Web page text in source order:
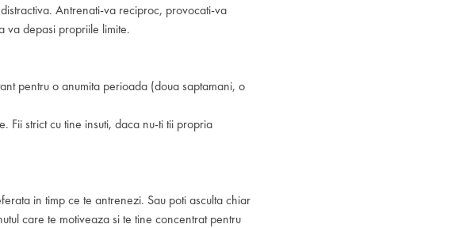
Antrenati-va reciproc, provocati-va
va depasi propriile limite.
pentru o anumita perioada (doua saptamani, o
Fii strict cu tine insuti, daca nu-ti tii propria
in timp ce te antrenezi. Sau poti asculta chiar
care te motiveaza si te tine concentrat pentru